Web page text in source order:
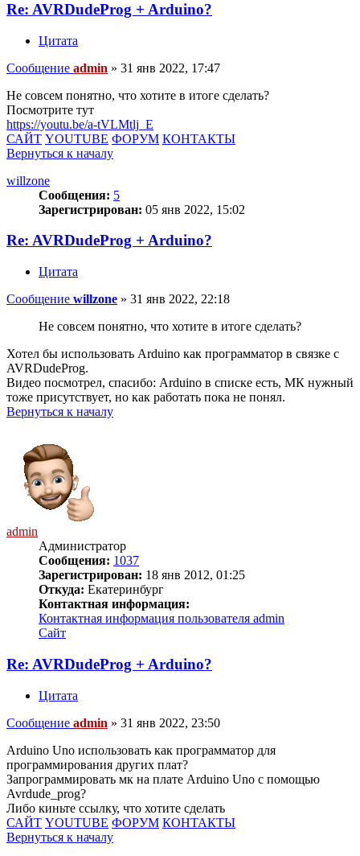
Re: AVRDudeProg + Arduino?
Цитата
Сообщение admin » 31 янв 2022, 17:47
Не совсем понятно, что хотите в итоге сделать?
Посмотрите тут
https://youtu.be/a-tVLMtlj_E
САЙТ YOUTUBE ФОРУМ КОНТАКТЫ
Вернуться к началу
willzone
Сообщения: 5
Зарегистрирован: 05 янв 2022, 15:02
Re: AVRDudeProg + Arduino?
Цитата
Сообщение willzone » 31 янв 2022, 22:18
Не совсем понятно, что хотите в итоге сделать?
Хотел бы использовать Arduino как программатор в связке с
AVRDudeProg.
Видео посмотрел, спасибо: Arduino в списке есть, МК нужный
тоже присутствует, но как работать пока не понял.
Вернуться к началу
admin
Администратор
Сообщения: 1037
Зарегистрирован: 18 янв 2012, 01:25
Откуда: Екатеринбург
Контактная информация:
Контактная информация пользователя admin
Сайт
Re: AVRDudeProg + Arduino?
Цитата
Сообщение admin » 31 янв 2022, 23:50
Arduino Uno использовать как программатор для
программирования других плат?
Запрограммировать мк на плате Arduino Uno с помощью
Avrdude_prog?
Либо киньте ссылку, что хотите сделать
САЙТ YOUTUBE ФОРУМ КОНТАКТЫ
Вернуться к началу